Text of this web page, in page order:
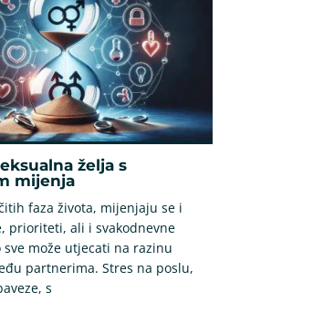
želja s
mijenja
faza života, mijenjaju se i
prioriteti, ali i svakodnevne
sve može utjecati na razinu
partnerima. Stres na poslu,
s